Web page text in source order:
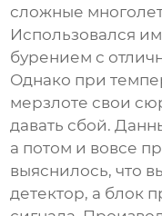
сложные
Использовался
бурением с
Однако при
мерзлоте свои
давать сбой.
а потом и вовсе
выяснилось, что
детектор, а блок